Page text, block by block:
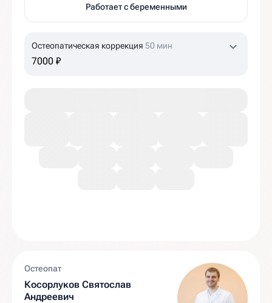
Работает с беременными
Остеопатическая коррекция 50 мин
7000 ₽
Остеопат
Косорлуков Святослав
Андреевич